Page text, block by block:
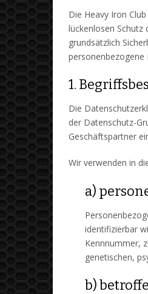
Die Heavy Iron
lückenlosen
grundsätzlich
personenbezogene
1.
Die
der Datenschutz-
Geschäftspartner
Wir verwenden in
a)
identifizierbar
Kennnummer,
genetischen,
b)